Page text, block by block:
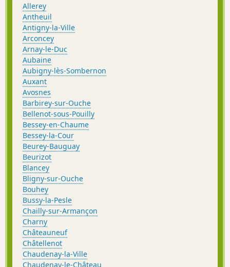
Allerey
Antheuil
Antigny-la-Ville
Arconcey
Arnay-le-Duc
Aubaine
Aubigny-lès-Sombernon
Auxant
Avosnes
Barbirey-sur-Ouche
Bellenot-sous-Pouilly
Bessey-en-Chaume
Bessey-la-Cour
Beurey-Bauguay
Beurizot
Blancey
Bligny-sur-Ouche
Bouhey
Bussy-la-Pesle
Chailly-sur-Armançon
Charny
Châteauneuf
Châtellenot
Chaudenay-la-Ville
Chaudenay-le-Château